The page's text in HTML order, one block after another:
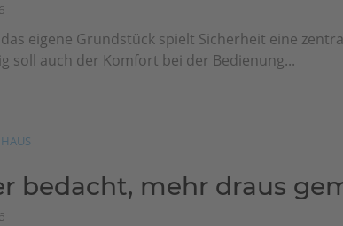
eigene Grundstück spielt Sicherheit eine
soll auch der Komfort bei der Bedienung...
bedacht, mehr draus